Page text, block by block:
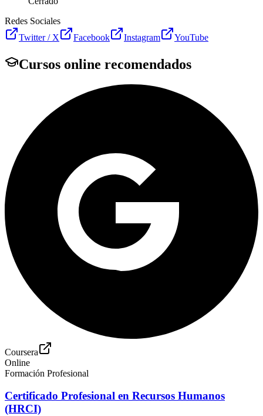
Redes Sociales
Twitter / X
Facebook Instagram YouTube
Cursos online recomendados
Coursera
Online
Formación Profesional
Certificado Profesional en Recursos Humanos
(HRCI)